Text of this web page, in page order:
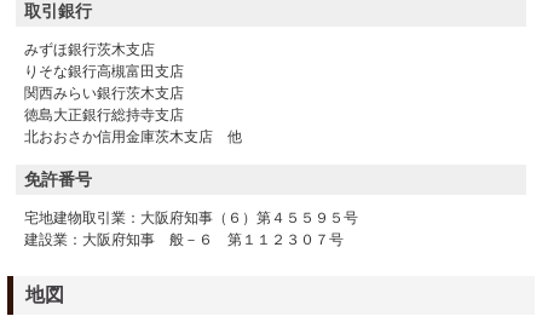
取引銀行
みずほ銀行茨木支店
りそな銀行高槻富田支店
関西みらい銀行茨木支店
徳島大正銀行総持寺支店
北おおさか信用金庫茨木支店 他
免許番号
宅地建物取引業：大阪府知事（６）第４５５９５号
建設業：大阪府知事 般－６ 第１１２３０７号
地図